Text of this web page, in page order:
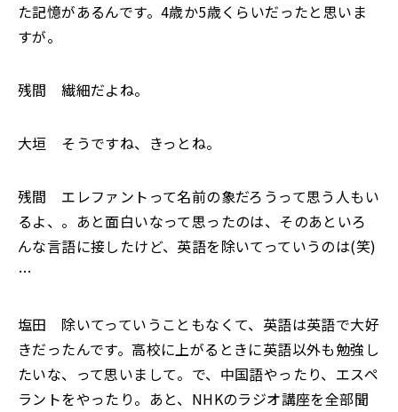
た記憶があるんです。4歳か5歳くらいだったと思いま
すが。
残間 繊細だよね。
大垣 そうですね、きっとね。
残間 エレファントって名前の象だろうって思う人もい
るよ、。あと面白いなって思ったのは、そのあといろ
んな言語に接したけど、英語を除いてっていうのは(笑)
…
塩田 除いてっていうこともなくて、英語は英語で大好
きだったんです。高校に上がるときに英語以外も勉強し
たいな、って思いまして。で、中国語やったり、エスペ
ラントをやったり。あと、NHKのラジオ講座を全部聞